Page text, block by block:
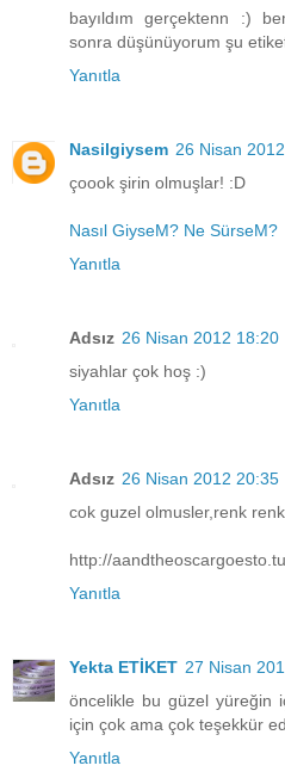
bayıldım gerçektenn :)
sonra düşünüyorum şu
Yanıtla
Nasilgiysem 26 Nisan
çoook şirin olmuşlar! :D
Nasıl GiyseM? Ne SürseM?
Yanıtla
Adsız 26 Nisan 2012 18:20
siyahlar çok hoş :)
Yanıtla
Adsız 26 Nisan 2012 20:35
cok guzel olmusler,renk
http://
Yanıtla
Yekta ETİKET 27 Nisan
öncelikle bu güzel yüreğin
için çok ama çok teşekkür
Yanıtla